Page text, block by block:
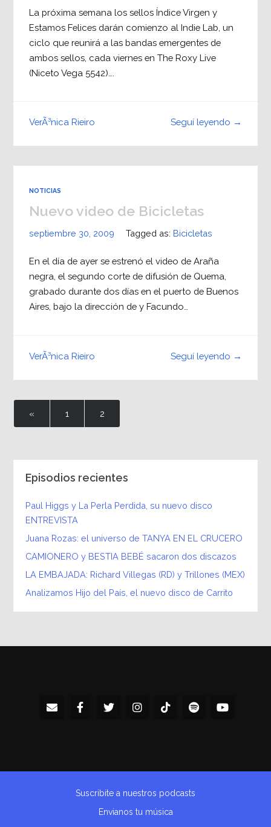
La próxima semana los sellos Índice Virgen y
Estamos Felices darán comienzo al Indie Lab, un
ciclo que reunirá a las bandas emergentes de
ambos sellos, cada viernes en The Roxy Live
(Niceto Vega 5542)….
Seguí leyendo →
VerÃ³nica Rieiro
NOTICIAS
Nuevo video de Bicicletas
septiembre 30, 2009 Tagged as: Bicicletas
En el día de ayer se estrenó el video de Araña
negra, el segundo corte de difusión de Quema,
grabado durante dos días en el puerto de Buenos
Aires, bajo la dirección de y Facundo…
Seguí leyendo →
VerÃ³nica Rieiro
« 1 2
Episodios recientes
Paul Higgs y La Perla Perdida, su nuevo disco
ENTREVISTA
Juana Rozas: el universo de TANYA EN EL CRUCERO
CAMIONERO y BESTIA BEBÉ sacaron dos discazos
LA EMBAJADA: Richard Villegas (RD) y Trillones (MEX)
Analizamos Hijo del País, el nuevo disco de Carrito
Suscribite a nuestros podcasts
Envianos tu música